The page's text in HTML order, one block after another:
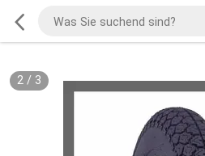
2/ 3